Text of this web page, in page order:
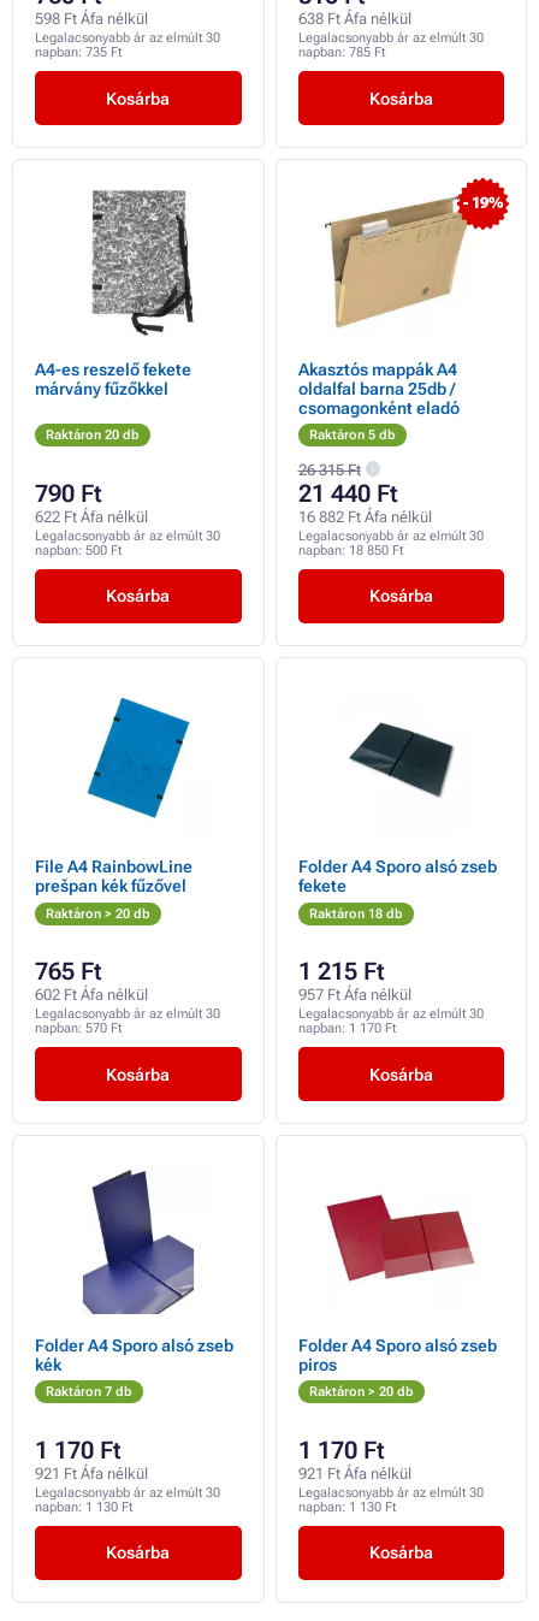
598 Ft Áfa nélkül
Legalacsonyabb ár az elmúlt 30
napban: 735 Ft
Kosárba
638 Ft Áfa nélkül
Legalacsonyabb ár az elmúlt 30
napban: 785 Ft
Kosárba
A4-es reszelő fekete
márvány fűzőkkel
Raktáron 20 db
790 Ft
622 Ft Áfa nélkül
Legalacsonyabb ár az elmúlt 30
napban: 500 Ft
Kosárba
- 19%
Akasztós mappák A4
oldalfal barna 25db /
csomagonként eladó
Raktáron 5 db
26 315 Ft
21 440 Ft
16 882 Ft Áfa nélkül
Legalacsonyabb ár az elmúlt 30
napban: 18 850 Ft
Kosárba
File A4 RainbowLine
prešpan kék fűzővel
Raktáron > 20 db
765 Ft
602 Ft Áfa nélkül
Legalacsonyabb ár az elmúlt 30
napban: 570 Ft
Kosárba
Folder A4 Sporo alsó zseb
fekete
Raktáron 18 db
1 215 Ft
957 Ft Áfa nélkül
Legalacsonyabb ár az elmúlt 30
napban: 1 170 Ft
Kosárba
Folder A4 Sporo alsó zseb
kék
Raktáron 7 db
1 170 Ft
921 Ft Áfa nélkül
Legalacsonyabb ár az elmúlt 30
napban: 1 130 Ft
Kosárba
Folder A4 Sporo alsó zseb
piros
Raktáron > 20 db
1 170 Ft
921 Ft Áfa nélkül
Legalacsonyabb ár az elmúlt 30
napban: 1 130 Ft
Kosárba